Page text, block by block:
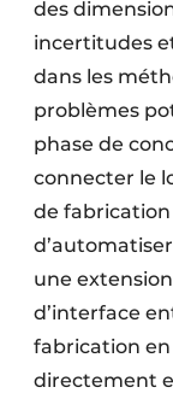
des
incertitudes
dans les
problèmes
phase de
connecter le
de
une
d’interface
fabrication
directement